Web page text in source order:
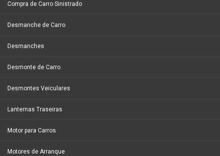
Compra de Carro Sinistrado
Desmanche de Carro
Desmanches
Desmonte de Carro
Desmontes Veiculares
Lanternas Traseiras
Motor para Carros
Motores de Arranque